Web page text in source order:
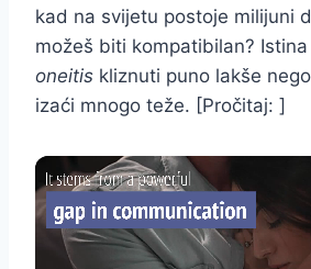
kad na svijetu postoje milijuni
možeš biti kompatibilan?
oneitis kliznuti puno lakše
izaći mnogo teže. [Pročitaj: ]